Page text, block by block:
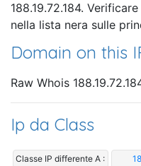
188.19.72.184.
nella lista nera sulle
Domain on this
Raw Whois
Ip da Class
Classe IP differente A :